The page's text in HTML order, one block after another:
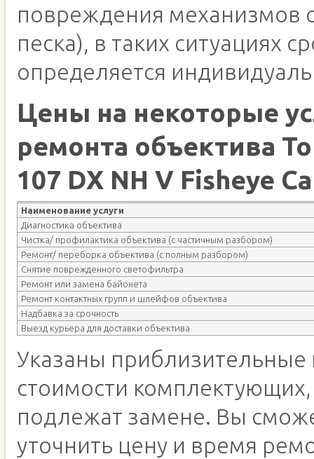
повреждения механизмов
песка), в таких ситуациях
определяется
Цены на некоторые
ремонта объектива
107 DX NH V Fisheye
Наименование услуги
Диагностика объектива
Чистка/ профилактика объектива (с частичным разбором)
Ремонт/ переборка объектива (с полным разбором)
Снятие поврежденного светофильтра
Ремонт или замена байонета
Ремонт контактных групп и шлейфов объектива
Надбавка за срочность
Выезд курьера для доставки объектива
Указаны приблизительные
стоимости
подлежат замене. Вы
уточнить цену и время